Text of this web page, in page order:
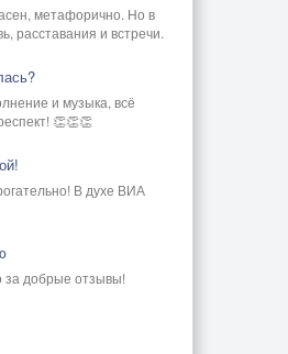
метафорично. Но в
расставания и встречи.
и музыка, всё
👏👏👏
В духе ВИА
добрые отзывы!